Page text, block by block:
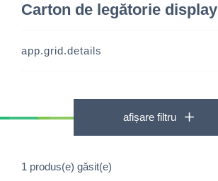
Carton de legătorie display
app.grid.details
afișare filtru
1 produs(e) găsit(e)